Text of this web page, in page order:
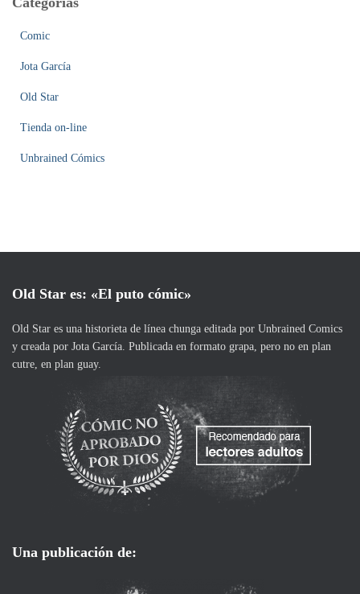
Comic
Jota García
Old Star
Tienda on-line
Unbrained Cómics
Old Star es: «El puto cómic»
Old Star es una historieta de línea chunga editada por Unbrained Comics
y creada por Jota García. Publicada en formato grapa, pero no en plan
cutre, en plan guay.
Una publicación de: